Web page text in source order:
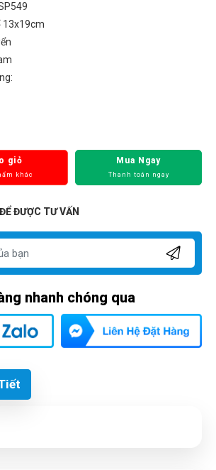
13x19cm
giỏ
khác
Mua Ngay
Thanh toán ngay
ĐƯỢC TƯ VẤN
nhanh chóng qua